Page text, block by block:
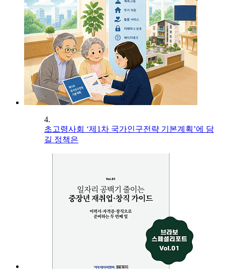
4.
초고령사회 ‘제1차 국가인구전략 기본계획’에 담
길 정책은